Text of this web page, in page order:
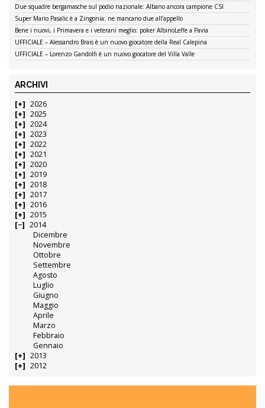
Due squadre bergamasche sul podio nazionale: Albano ancora campione CSI
Super Mario Pasalic è a Zingonia: ne mancano due all’appello
Bene i nuovi, i Primavera e i veterani meglio: poker AlbinoLeffe a Pavia
UFFICIALE – Alessandro Brais è un nuovo giocatore della Real Calepina
UFFICIALE – Lorenzo Gandolfi è un nuovo giocatore del Villa Valle
ARCHIVI
2026
2025
2024
2023
2022
2021
2020
2019
2018
2017
2016
2015
2014
Dicembre
Novembre
Ottobre
Settembre
Agosto
Luglio
Giugno
Maggio
Aprile
Marzo
Febbraio
Gennaio
2013
2012